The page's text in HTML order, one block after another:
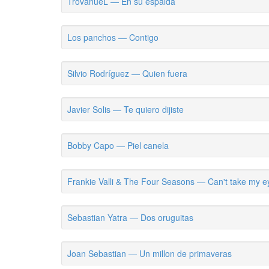
Los panchos — Contigo
Silvio Rodríguez — Quien fuera
Javier Solis — Te quiero dijiste
Bobby Capo — Piel canela
Frankie Valli & The Four Seasons — Can't take my
Sebastian Yatra — Dos oruguitas
Joan Sebastian — Un millon de primaveras